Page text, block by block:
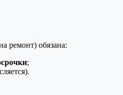
ремонт) обязана:
;